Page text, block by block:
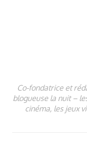
Co-fondatrice et
blogueuse la nuit –
cinéma, les jeux